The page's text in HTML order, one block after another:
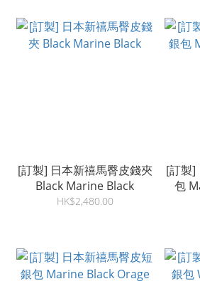
[訂製] 日本新禧馬臀皮錢夾
Black Marine Black
HK$2,480.00
[訂製]
包